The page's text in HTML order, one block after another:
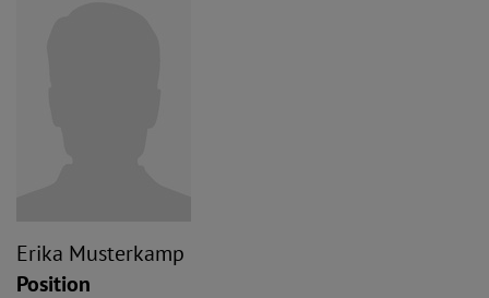
Erika Musterkamp
Position